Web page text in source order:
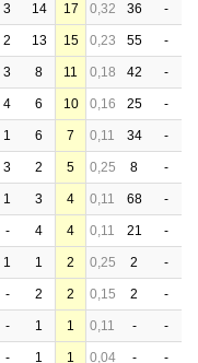
3 14 17 0,32 36 -
2 13 15 0,23 55 -
3 8 11 0,18 42 -
4 6 10 0,16 25 -
1 6 7 0,11 34 -
3 2 5 0,25 8 -
1 3 4 0,11 68 -
- 4 4 0,11 21 -
1 1 2 0,25 2 -
- 2 2 0,15 2 -
- 1 1 0,11 - -
- 1 1 0,04 - -